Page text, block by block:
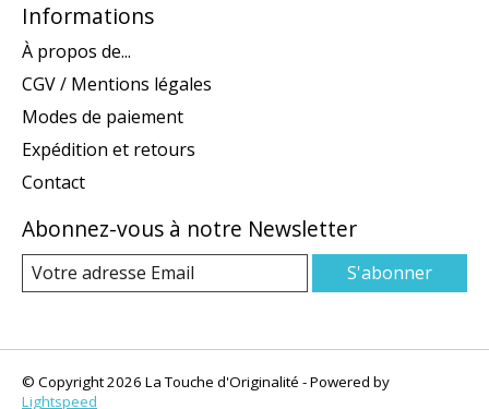
Informations
À propos de...
CGV / Mentions légales
Modes de paiement
Expédition et retours
Contact
Abonnez-vous à notre Newsletter
S'abonner
© Copyright 2026 La Touche d'Originalité - Powered by
Lightspeed